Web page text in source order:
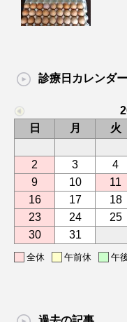
診療日カレンダー
日
月 火
2
3 4
9
10 11
16
17 18
23
24 25
30
31
全休 午前休 午